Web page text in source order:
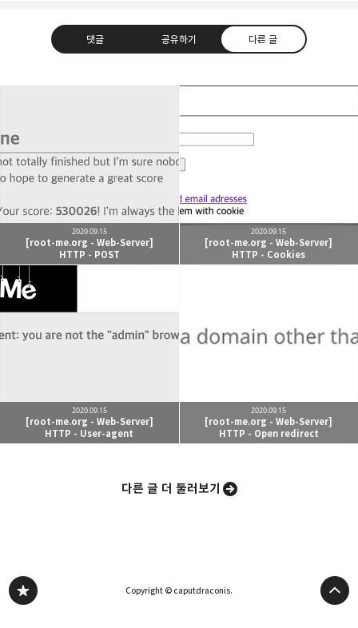
댓글 공유하기 다른 글
네트워크 관점에서의 클라우드 컴퓨팅을 공부하는
중입니다 :)
구독하기
구독하기 카카오톡
[root-me.org - Web-Server]
HTTP - POST
2020.09.15
[root-me.org - Web-Server]
HTTP - Cookies
2020.09.15
[root-me.org - Web-Server]
HTTP - User-agent
2020.09.15
[root-me.org - Web-Server]
HTTP - Open redirect
2020.09.15
다른 글 더 둘러보기
Copyright © caputdraconis.